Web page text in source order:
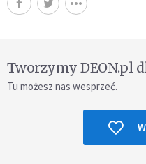
Tworzymy DEON.pl
Tu możesz nas wesprzeć.